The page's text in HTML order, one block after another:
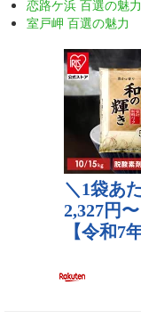
恋路ケ浜 百選の魅力
室戸岬 百選の魅力